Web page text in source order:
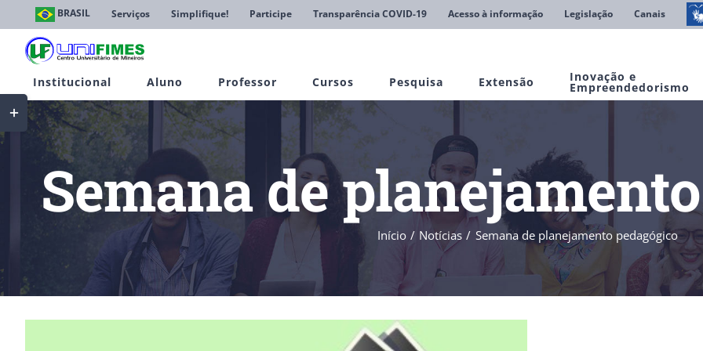
conteúdo
BRASIL Serviços Simplifique! Participe Transparência COVID-19 Acesso à informação Legislação Canais
Institucional Aluno Professor Cursos Pesquisa Extensão Inovação e
Empreendedorismo
Semana de
Início Notícias Semana de planejamento pedagógico
Toggle
Sliding
Bar